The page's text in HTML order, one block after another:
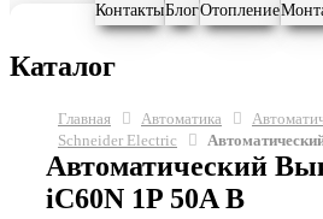
КонтактыБлогОтопление
Каталог
Главная Автоматика
Schneider Electric
Автоматический
iC60N 1P 50A B